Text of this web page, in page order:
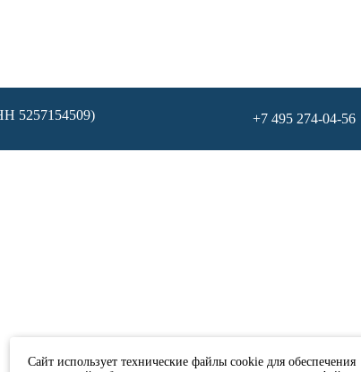
5257154509) +7 495 274-04-56
Сайт использует технические файлы cookie для обеспечения